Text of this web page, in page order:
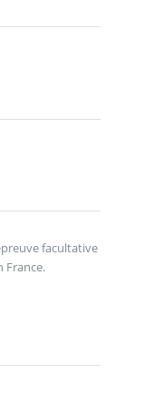
facultative
France.